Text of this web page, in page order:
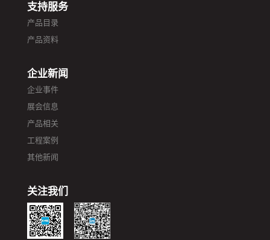
支持服务
产品目录
产品资料
企业新闻
企业事件
展会信息
产品相关
工程案例
其他新闻
关注我们